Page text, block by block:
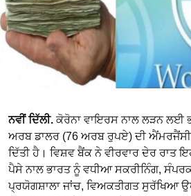
ਨਵੀਂ ਦਿੱਲੀ.ਕੋਰੋਨਾ ਵਾਇਰਸ ਨਾਲ ਲੜਨ ਲਈ
ਅਰਬ ਡਾਲਰ (76 ਅਰਬ ਰੁਪਏ) ਦੀ ਐਂਮਰਜੈਂਸੀ
ਦਿੱਤੀ ਹੈ। ਵਿਸ਼ਵ ਬੈਂਕ ਨੇ ਵੀਰਵਾਰ ਦੇਰ ਰਾਤ
ਪੈਸੇ ਨਾਲ ਭਾਰਤ ਨੂੰ ਵਧੀਆ ਸਕਰੀਨਿੰਗ,
ਪ੍ਰਯੋਗਸ਼ਾਲਾ ਜਾਂਚ, ਵਿਅਕਤੀਗਤ ਸੁਰੱਖਿਆ